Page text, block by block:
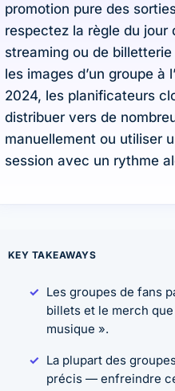
promotion pure des
respectez la règle du jour
streaming ou de
les images d’un groupe à
2024, les planificateurs
distribuer vers de
manuellement ou utiliser
session avec un rythme
KEY TAKEAWAYS
Les groupes de fans
billets et le merch
musique ».
La plupart des
précis — enfreindre